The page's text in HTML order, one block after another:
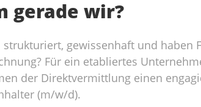
gerade wir?
strukturiert, gewissenhaft und haben
Für ein etabliertes
der Direktvermittlung einen
(m/w/d).